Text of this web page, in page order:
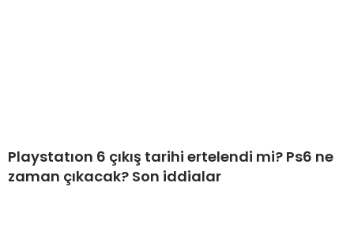
Playstatıon 6 çıkış tarihi ertelendi mi? Ps6 ne
zaman çıkacak? Son iddialar